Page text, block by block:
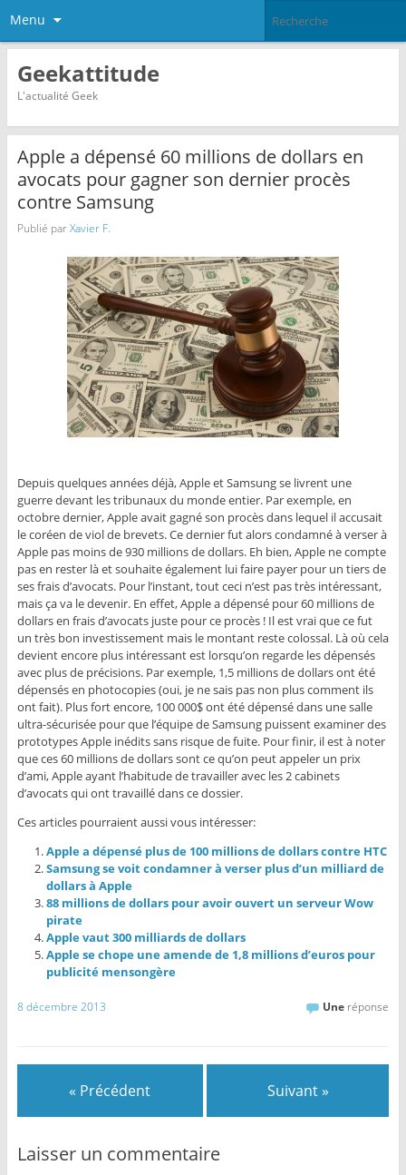
Menu
Geekattitude
L'actualité Geek
Apple a dépensé 60 millions de dollars en
avocats pour gagner son dernier procès
contre Samsung
Publié parXavier F.
Depuis quelques années déjà, Apple et Samsung se livrent une
guerre devant les tribunaux du monde entier. Par exemple, en
octobre dernier, Apple avait gagné son procès dans lequel il accusait
le coréen de viol de brevets. Ce dernier fut alors condamné à verser à
Apple pas moins de 930 millions de dollars. Eh bien, Apple ne compte
pas en rester là et souhaite également lui faire payer pour un tiers de
ses frais d’avocats. Pour l’instant, tout ceci n’est pas très intéressant,
mais ça va le devenir. En effet, Apple a dépensé pour 60 millions de
dollars en frais d’avocats juste pour ce procès ! Il est vrai que ce fut
un très bon investissement mais le montant reste colossal. Là où cela
devient encore plus intéressant est lorsqu’on regarde les dépensés
avec plus de précisions. Par exemple, 1,5 millions de dollars ont été
dépensés en photocopies (oui, je ne sais pas non plus comment ils
ont fait). Plus fort encore, 100 000$ ont été dépensé dans une salle
ultra-sécurisée pour que l’équipe de Samsung puissent examiner des
prototypes Apple inédits sans risque de fuite. Pour finir, il est à noter
que ces 60 millions de dollars sont ce qu’on peut appeler un prix
d’ami, Apple ayant l’habitude de travailler avec les 2 cabinets
d’avocats qui ont travaillé dans ce dossier.
Ces articles pourraient aussi vous intéresser:
Apple a dépensé plus de 100 millions de dollars contre HTC
Samsung se voit condamner à verser plus d’un milliard de
dollars à Apple
88 millions de dollars pour avoir ouvert un serveur Wow
pirate
Apple vaut 300 milliards de dollars
Apple se chope une amende de 1,8 millions d’euros pour
publicité mensongère
8 décembre 2013 Une réponse
« Précédent Suivant »
Laisser un commentaire